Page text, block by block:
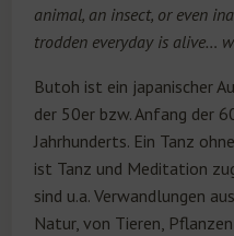
animal, an insect, or even
trodden everyday is alive…
Butoh ist ein japanischer
der 50er bzw. Anfang der
Jahrhunderts. Ein Tanz
ist Tanz und Meditation
sind u.a. Verwandlungen
Natur, von Tieren,